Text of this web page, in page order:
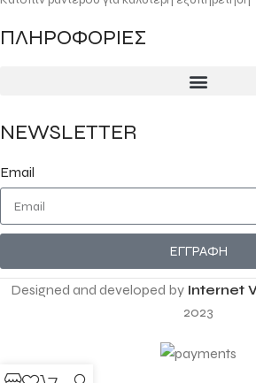
ΠΛΗΡΟΦΟΡΙΕΣ
NEWSLETTER
Email
ΕΓΓΡΑΦΗ
Designed and developed by Internet
2023